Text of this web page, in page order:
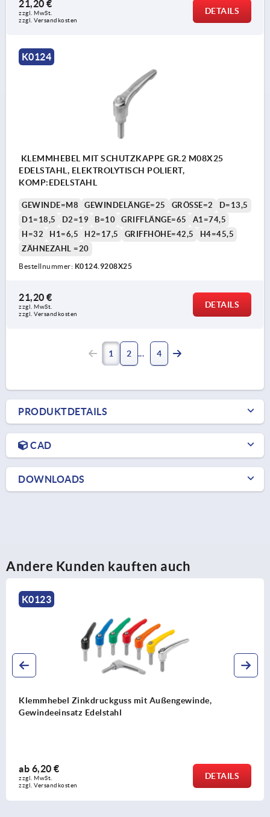
21,20 €
zzgl. MwSt.
zzgl. Versandkosten
DETAILS
K0124
KLEMMHEBEL MIT SCHUTZKAPPE GR.2 M08X25
EDELSTAHL, ELEKTROLYTISCH POLIERT,
KOMP:EDELSTAHL
GEWINDE=M8 GEWINDELÄNGE=25 GRÖSSE=2
D=13,5
D1=18,5
D2=19 B=10 GRIFFLÄNGE=65
A1=74,5
H=32
H1=6,5 H2=17,5 GRIFFHÖHE=42,5
H4=45,5
ZÄHNEZAHL =20
Bestellnummer: K0124.9208X25
21,20 €
zzgl. MwSt.
zzgl. Versandkosten
DETAILS
1 2 4
PRODUKTDETAILS
CAD
DOWNLOADS
Andere Kunden kauften auch
K0123
Klemmhebel Zinkdruckguss mit Außengewinde,
Gewindeeinsatz Edelstahl
ab 6,20 €
zzgl. MwSt.
zzgl. Versandkosten
DETAILS